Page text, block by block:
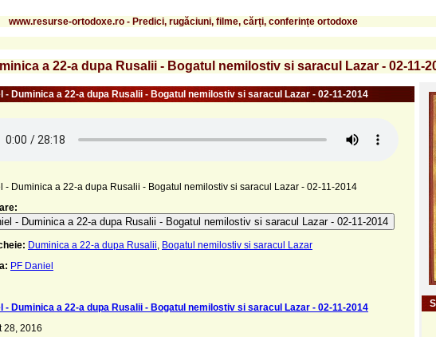
www.resurse-ortodoxe.ro - Predici, rugăciuni, filme, cărți, conferințe ortodoxe
a 22-a dupa Rusalii - Bogatul nemilostiv si saracul Lazar - 02-11-
- Duminica a 22-a dupa Rusalii - Bogatul nemilostiv si saracul Lazar - 02-11-2014
- Duminica a 22-a dupa Rusalii - Bogatul nemilostiv si saracul Lazar - 02-11-2014
- Duminica a 22-a dupa Rusalii - Bogatul nemilostiv si saracul Lazar - 02-11-2014
Duminica a 22-a dupa Rusalii Bogatul nemilostiv si saracul Lazar
PF Daniel
- Duminica a 22-a dupa Rusalii - Bogatul nemilostiv si saracul Lazar - 02-11-2014
28, 2016